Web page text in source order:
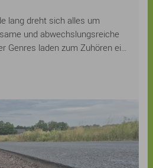
lang dreht sich alles um
und abwechslungsreiche
Genres laden zum Zuhören ein:
Judith Hoersch, Sven
Ursula Kollritsch und
Henkhaus lesen aus ihren
zu den Themen
Gestalten von
von Erzählen in Wort
Walks laden zum Mitmachen
„Mikrofon für alle“ bietet